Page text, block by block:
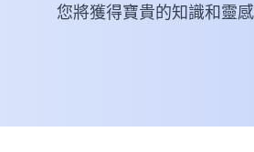
您將獲得寶貴的知識和靈